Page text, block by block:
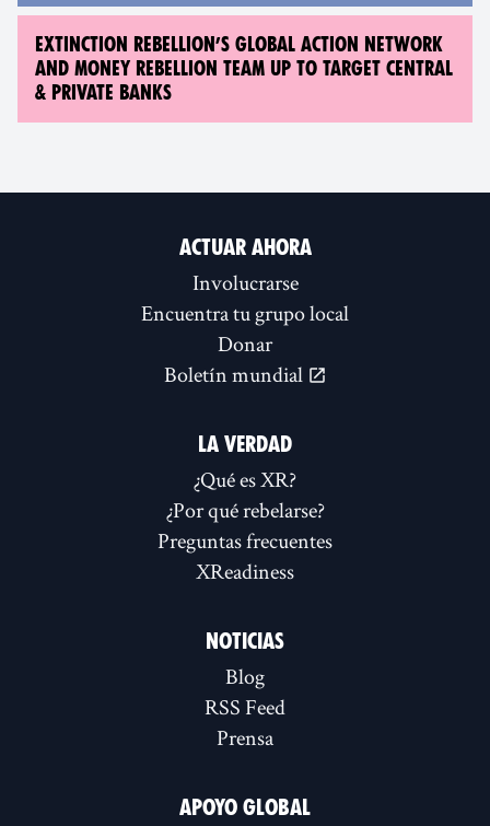
EXTINCTION REBELLION’S GLOBAL ACTION NETWORK
AND MONEY REBELLION TEAM UP TO TARGET CENTRAL
& PRIVATE BANKS
ACTUAR AHORA
Involucrarse
Encuentra tu grupo local
Donar
Boletín mundial
LA VERDAD
¿Qué es XR?
¿Por qué rebelarse?
Preguntas frecuentes
XReadiness
NOTICIAS
Blog
RSS Feed
Prensa
APOYO GLOBAL